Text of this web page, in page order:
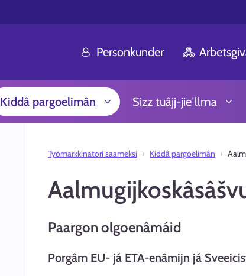
Personkunder
Kiddâ pargoelimân Sizz tuâjj-jieʹllma
Työmarkkinatori saameksi Kiddâ pargoelimân
Paargon olgoenâmáid
Porgâm EU- já ETA-enâmijn já